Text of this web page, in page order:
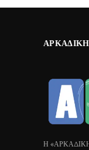
Η «ΑΡΚΑΔΙΚΗ